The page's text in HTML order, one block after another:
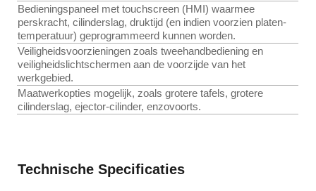
Bedieningspaneel met touchscreen (HMI) waarmee
perskracht, cilinder­slag, druktijd (en indien voorzien platen­
temperatuur) geprogrammeerd kunnen worden.
Veiligheidsvoorzieningen zoals tweehandbediening en
veiligheidslichtschermen aan de voorzijde van het
werkgebied.
Maatwerkopties mogelijk, zoals grotere tafels, grotere
cilinder­slag, ejector‐cilinder, enzovoorts.
Technische Specificaties